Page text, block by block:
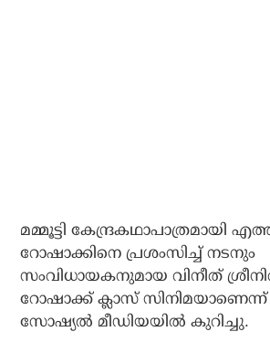
മമ്മൂട്ടി കേന്ദ്രകഥാപാത്രമായി
റോഷാക്കിനെ പ്രശംസിച്ച് നടനും
സംവിധായകനുമായ വിനീത്
റോഷാക്ക് ക്ലാസ് സിനിമയാണെന്ന്
സോഷ്യല്‍ മീഡിയയില്‍ കുറിച്ചു.